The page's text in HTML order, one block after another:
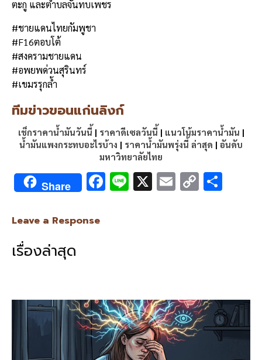
ตะกู และตำบลจันทบเพชร
#ชายแดนไทยกัมพูชา
#F16ตอบโต้
#สงครามชายแดน
#อพยพด่วนสุรินทร์
#เขมรรุกล้ำ
ทีมข่าวขอนแก่นลิงก์
เช็กราคาน้ำมันวันนี้ | ราคาดีเซลวันนี้ | แนวโน้มราคาน้ำมัน |
น้ำมันแพงกระทบอะไรบ้าง | ราคาน้ำมันพรุ่งนี้ ล่าสุด | อันดับ
มหาวิทยาลัยไทย
Share F
k
Li X E C
Leave a Response
เรื่องล่าสุด